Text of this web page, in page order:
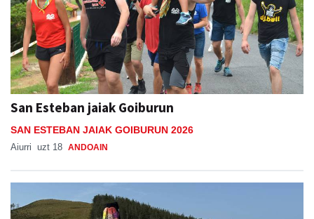
San Esteban jaiak Goiburun
SAN ESTEBAN JAIAK GOIBURUN 2026
Aiurri uzt 18 ANDOAIN